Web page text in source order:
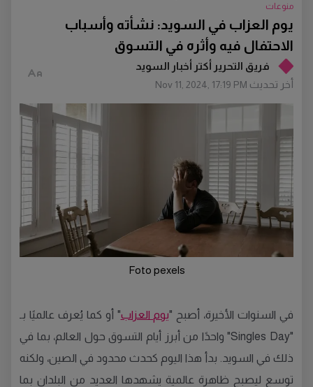
فريق التحرير أكتر أخبار السويد
أخر تحديث Nov 11, 2024, 17:19 PM
يوم العزاب في السويد: نشأته وأسباب
الاحتفال فيه وأثره في التسوق
منوعات
Foto pexels
في السنوات الأخيرة، أصبح "يوم العزاب" أو كما يُعرف عالميًا بـ
"Singles Day" واحدًا من أبرز أيام التسوق حول العالم، بما في
ذلك في السويد. بدأ هذا اليوم كحدث محدود في الصين، ولكنه
توسع ليصبح ظاهرة عالمية يشهدها العديد من البلدان بما